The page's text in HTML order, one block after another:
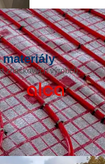
značkových výrobců.